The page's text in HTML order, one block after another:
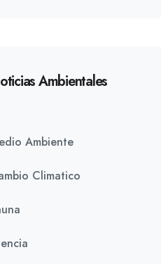
Ambientales
Ambiente
Climatico